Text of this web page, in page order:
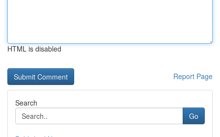
HTML is disabled
Report Page
Search
Go